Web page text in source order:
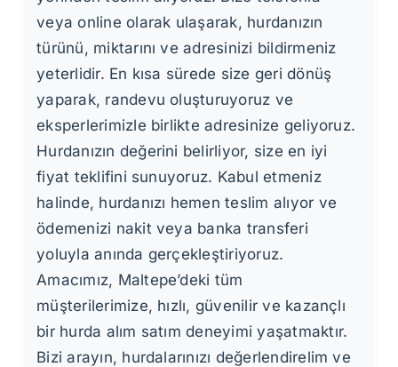
veya online olarak ulaşarak, hurdanızın
türünü, miktarını ve adresinizi bildirmeniz
yeterlidir. En kısa sürede size geri dönüş
yaparak, randevu oluşturuyoruz ve
eksperlerimizle birlikte adresinize geliyoruz.
Hurdanızın değerini belirliyor, size en iyi
fiyat teklifini sunuyoruz. Kabul etmeniz
halinde, hurdanızı hemen teslim alıyor ve
ödemenizi nakit veya banka transferi
yoluyla anında gerçekleştiriyoruz.
Amacımız, Maltepe’deki tüm
müşterilerimize, hızlı, güvenilir ve kazançlı
bir hurda alım satım deneyimi yaşatmaktır.
Bizi arayın, hurdalarınızı değerlendirelim ve